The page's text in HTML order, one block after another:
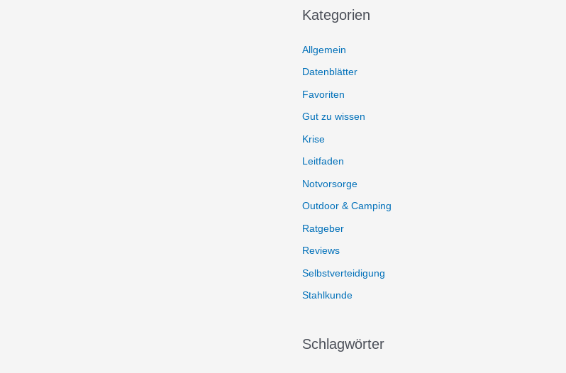
Kategorien
Allgemein
Datenblätter
Favoriten
Gut zu wissen
Krise
Leitfaden
Notvorsorge
Outdoor & Camping
Ratgeber
Reviews
Selbstverteidigung
Stahlkunde
Schlagwörter